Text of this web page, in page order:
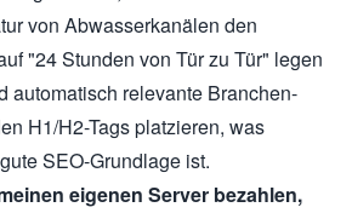
von Abwasserkanälen den
"24 Stunden von Tür zu Tür" legen
automatisch relevante Branchen-
H1/H2-Tags platzieren, was
SEO-Grundlage ist.
eigenen Server bezahlen,